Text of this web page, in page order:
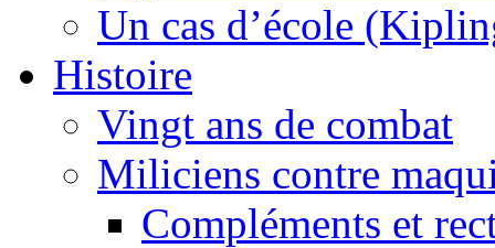
Un cas d’école
Histoire
Vingt ans de combat
Miliciens contre
Compléments et